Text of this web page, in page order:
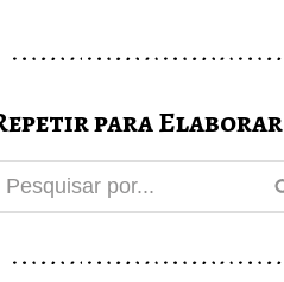
para Elaborar